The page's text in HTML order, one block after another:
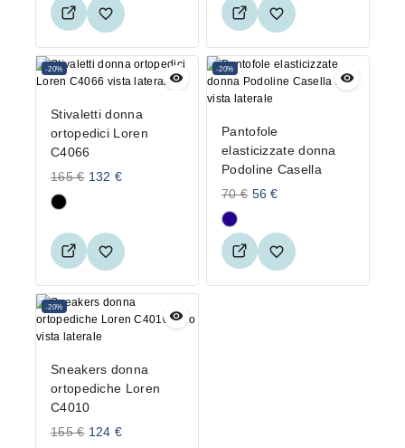
-20%
Stivaletti donna
ortopedici Loren
C4066
165€ 132€
-20%
Pantofole
elasticizzate donna
Podoline Casella
70€ 56€
-20%
Sneakers donna
ortopediche Loren
C4010
155€ 124€